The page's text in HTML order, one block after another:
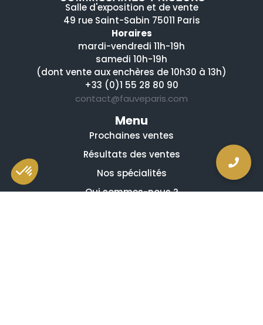
Salle d'exposition et de vente
49 rue Saint-Sabin 75011 Paris
Horaires
mardi-vendredi 11h-19h
samedi 10h-19h
(dont vente aux enchères de 10h30 à 13h)
+33 (0)1 55 28 80 90
contact@fauveparis.com
Menu
Prochaines ventes
Résultats des ventes
Nos spécialités
Qui sommes-nous ?